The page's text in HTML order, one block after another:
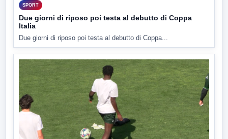
SPORT
Due giorni di riposo poi testa al debutto di Coppa
Italia
Due giorni di riposo poi testa al debutto di Coppa...